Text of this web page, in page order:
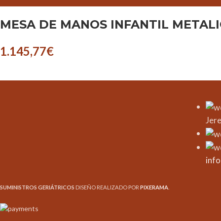
MESA DE MANOS INFANTIL
1.145,77€
SUMINISTROS GERIÁTRICOS DISEÑO REALIZADO POR PIXERAMA